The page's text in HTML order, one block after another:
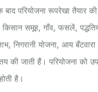
बाद परियोजना रूपरेखा तैयार
किसान समूह, गाँव, फसलें,
निगरानी योजना, आय
तय की जाती हैं। परियोजना को
है।